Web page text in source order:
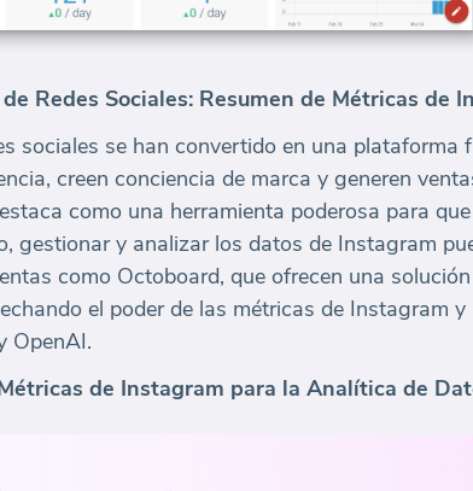
Redes Sociales: Resumen de Métricas de
sociales se han convertido en una plataforma
creen conciencia de marca y generen
como una herramienta poderosa para
gestionar y analizar los datos de Instagram
como Octoboard, que ofrecen una
el poder de las métricas de Instagram
OpenAI.
de Instagram para la Analítica de